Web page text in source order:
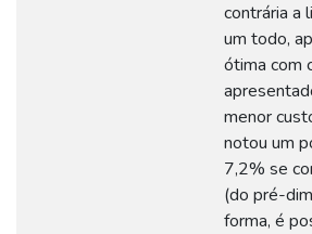
contrária a
um todo,
ótima com
menor
notou um
7,2% se
(do pré-
forma, é